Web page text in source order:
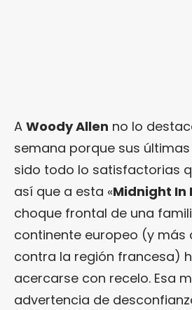
A Woody Allen no lo
semana porque sus
sido todo lo satisfactorias
así que a esta «Midnight In
choque frontal de una
continente europeo (y
contra la región francesa)
acercarse con recelo. Esa
advertencia de